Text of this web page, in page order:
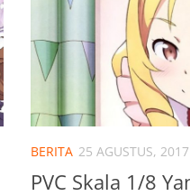
BERITA 25 AGUSTUS, 2017
PVC Skala 1/8